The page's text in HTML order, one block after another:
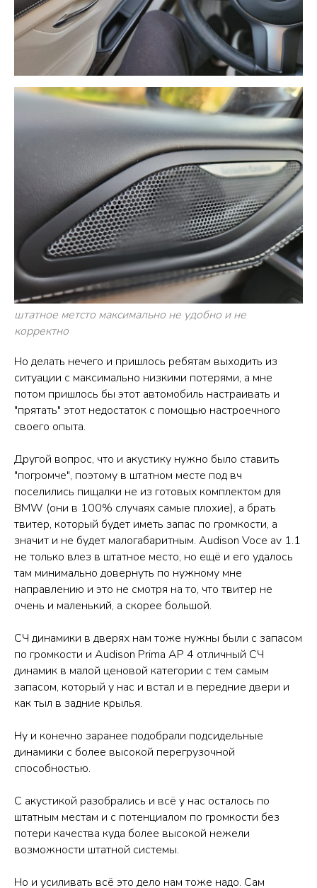
штатное метсто максимально не удобно и не
корректно
Но делать нечего и пришлось ребятам выходить из
ситуации с максимально низкими потерями, а мне
потом пришлось бы этот автомобиль настраивать и
"прятать" этот недостаток с помощью настроечного
своего опыта.
Другой вопрос, что и акустику нужно было ставить
"погромче", поэтому в штатном месте под вч
поселились пищалки не из готовых комплектом для
BMW (они в 100% случаях самые плохие), а брать
твитер, который будет иметь запас по громкости, а
значит и не будет малогабаритным. Audison Voce av 1.1
не только влез в штатное место, но ещё и его удалось
там минимально довернуть по нужному мне
направлению и это не смотря на то, что твитер не
очень и маленький, а скорее большой.
СЧ динамики в дверях нам тоже нужны были с запасом
по громкости и Audison Prima AP 4 отличный СЧ
динамик в малой ценовой категории с тем самым
запасом, который у нас и встал и в передние двери и
как тыл в задние крылья.
Ну и конечно заранее подобрали подсидельные
динамики с более высокой перегрузочной
способностью.
С акустикой разобрались и всё у нас осталось по
штатным местам и с потенциалом по громкости без
потери качества куда более высокой нежели
возможности штатной системы.
Но и усиливать всё это дело нам тоже надо. Сам